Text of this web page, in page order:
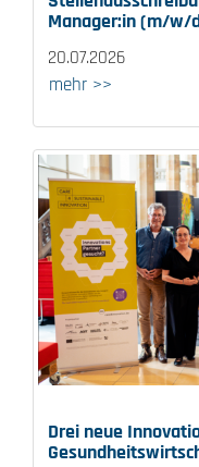
Manager:in (m/w/
20.07.2026
mehr >>
Drei neue